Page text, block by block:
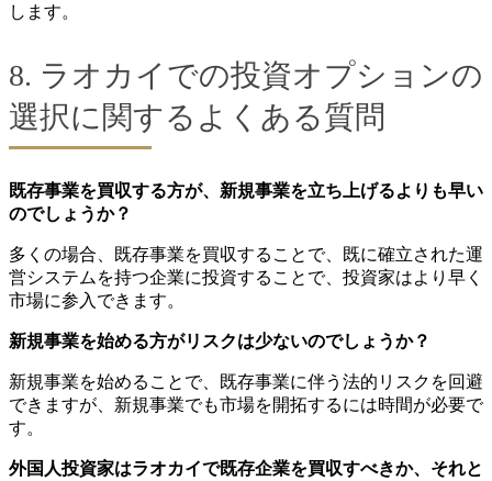
します。
8. ラオカイでの投資オプションの
選択に関するよくある質問
既存事業を買収する方が、新規事業を立ち上げるよりも早い
のでしょうか？
多くの場合、既存事業を買収することで、既に確立された運
営システムを持つ企業に投資することで、投資家はより早く
市場に参入できます。
新規事業を始める方がリスクは少ないのでしょうか？
新規事業を始めることで、既存事業に伴う法的リスクを回避
できますが、新規事業でも市場を開拓するには時間が必要で
す。
外国人投資家はラオカイで既存企業を買収すべきか、それと